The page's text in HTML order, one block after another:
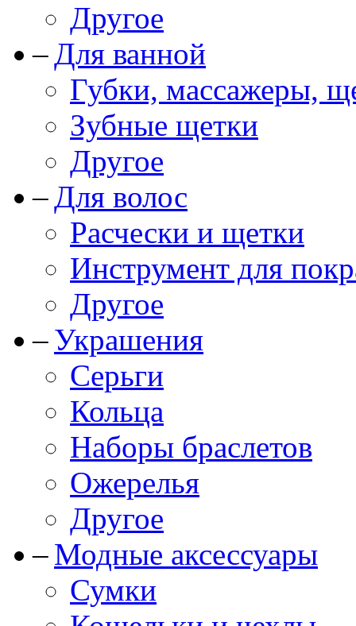
Другое
Для ванной
Губки, массажеры,
Зубные щетки
Другое
Для волос
Расчески и щетки
Инструмент для
Другое
Украшения
Серьги
Кольца
Наборы браслетов
Ожерелья
Другое
Модные аксессуары
Сумки